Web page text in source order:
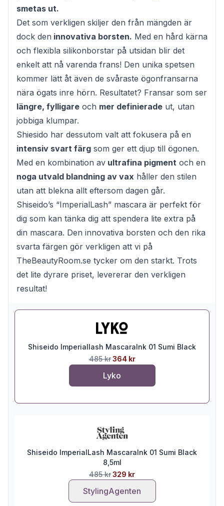
smetas ut.
Det som verkligen skiljer den från mängden är
dock den innovativa borsten. Med en hård kärna
och flexibla silikonborstar på utsidan blir det
enkelt att nå varenda frans! Den unika spetsen
kommer lätt åt även de svåraste ögonfransarna
nära ögats inre hörn. Resultatet? Fransar som ser
längre, fylligare och mer definierade ut, utan
jobbiga klumpar.
Shiesido har dessutom valt att fokusera på en
intensiv svart färg som ger ett djup till ögonen.
Med en kombination av ultrafina pigment och en
noga utvald blandning av vax håller den stilen
utan att blekna allt eftersom dagen går.
Shiseido’s “ImperialLash” mascara är perfekt för
dig som kan tänka dig att spendera lite extra på
din mascara. Den innovativa borsten och den rika
svarta färgen gör verkligen att vi på
TheBeautyRoom.se tycker om den starkt. Trots
det lite dyrare priset, levererar den verkligen
resultat!
Shiseido Imperiallash MascaraInk 01 Sumi Black
485 kr 364 kr
Lyko
Shiseido ImperialLash MascaraInk 01 Sumi Black
8,5ml
485 kr329 kr
StylingAgenten